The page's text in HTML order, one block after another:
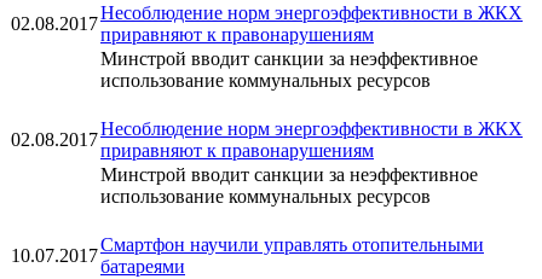
02.08.2017
Несоблюдение норм энергоэффективности в ЖКХ
приравняют к правонарушениям
Минстрой вводит санкции за неэффективное
использование коммунальных ресурсов
02.08.2017
Несоблюдение норм энергоэффективности в ЖКХ
приравняют к правонарушениям
Минстрой вводит санкции за неэффективное
использование коммунальных ресурсов
10.07.2017
Смартфон научили управлять отопительными
батареями